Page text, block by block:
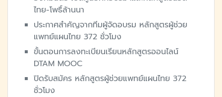
ไทย-โพธิ์ล้านนา
ประกาศสำคัญจากทีมผู้จัดอบรม หลักสูตรผู้ช่วย
แพทย์แผนไทย 372 ชั่วโมง
ขั้นตอนการลงทะเบียนเรียนหลักสูตรออนไลน์
DTAM MOOC
ปิดรับสมัคร หลักสูตรผู้ช่วยแพทย์แผนไทย 372
ชั่วโมง